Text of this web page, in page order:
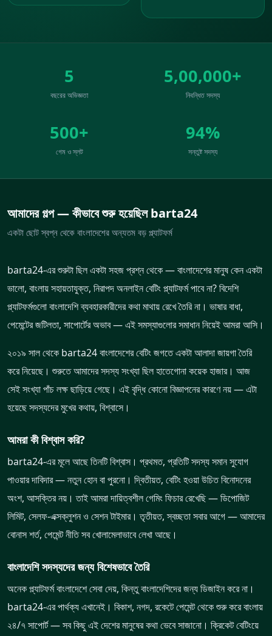
5
বছরের অভিজ্ঞতা
5,00,000+
নিবন্ধিত সদস্য
500+
গেম ও স্লট
94%
সন্তুষ্ট সদস্য
আমাদের গল্প — কীভাবে শুরু হয়েছিল barta24
একটা ছোট স্বপ্ন থেকে বাংলাদেশের অন্যতম বড় প্ল্যাটফর্ম
barta24-এর শুরুটা ছিল একটা সহজ প্রশ্ন থেকে — বাংলাদেশের মানুষ কেন একটা
ভালো, বাংলায় সহায়তাযুক্ত, নিরাপদ অনলাইন বেটিং প্ল্যাটফর্ম পাবে না? বিদেশি
প্ল্যাটফর্মগুলো বাংলাদেশি ব্যবহারকারীদের কথা মাথায় রেখে তৈরি না। ভাষার বাধা,
পেমেন্টের জটিলতা, সাপোর্টের অভাব — এই সমস্যাগুলোর সমাধান নিয়েই আমরা আসি।
২০১৯ সাল থেকে barta24 বাংলাদেশের বেটিং জগতে একটা আলাদা জায়গা তৈরি
করে নিয়েছে। শুরুতে আমাদের সদস্য সংখ্যা ছিল হাতেগোনা কয়েক হাজার। আজ
সেই সংখ্যা পাঁচ লক্ষ ছাড়িয়ে গেছে। এই বৃদ্ধি কোনো বিজ্ঞাপনের কারণে নয় — এটা
হয়েছে সদস্যদের মুখের কথায়, বিশ্বাসে।
আমরা কী বিশ্বাস করি?
barta24-এর মূলে আছে তিনটি বিশ্বাস। প্রথমত, প্রতিটি সদস্য সমান সুযোগ
পাওয়ার দাবিদার — নতুন হোন বা পুরনো। দ্বিতীয়ত, বেটিং হওয়া উচিত বিনোদনের
অংশ, আসক্তির নয়। তাই আমরা দায়িত্বশীল গেমিং ফিচার রেখেছি — ডিপোজিট
লিমিট, সেলফ-এক্সক্লুশন ও সেশন টাইমার। তৃতীয়ত, স্বচ্ছতা সবার আগে — আমাদের
বোনাস শর্ত, পেমেন্ট নীতি সব খোলামেলাভাবে লেখা আছে।
বাংলাদেশি সদস্যদের জন্য বিশেষভাবে তৈরি
অনেক প্ল্যাটফর্ম বাংলাদেশে সেবা দেয়, কিন্তু বাংলাদেশিদের জন্য ডিজাইন করে না।
barta24-এর পার্থক্য এখানেই। বিকাশ, নগদ, রকেটে পেমেন্ট থেকে শুরু করে বাংলায়
২৪/৭ সাপোর্ট — সব কিছু এই দেশের মানুষের কথা ভেবে সাজানো। ক্রিকেট বেটিংয়ে